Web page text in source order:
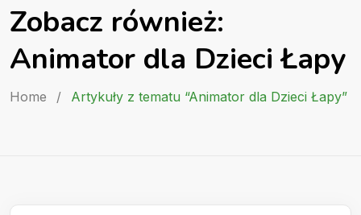
Kurs
Zobacz również:
Animator dla Dzieci Łapy
Home / Artykuły z tematu “Animator dla Dzieci Łapy”